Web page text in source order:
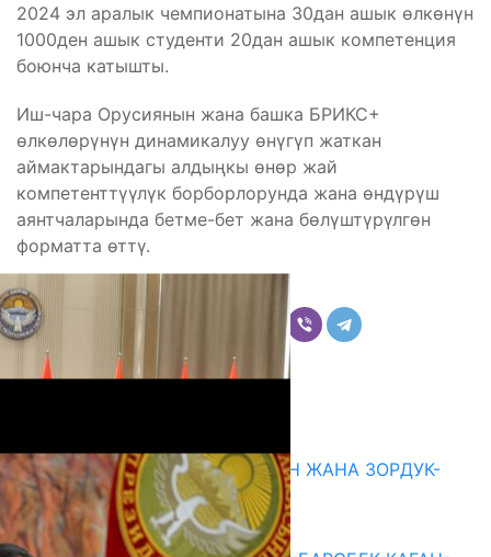
2024 эл аралык чемпионатына 30дан ашык өлкөнүн
1000ден ашык студенти 20дан ашык компетенция
боюнча катышты.
Иш-чара Орусиянын жана башка БРИКС+
өлкөлөрүнүн динамикалуу өнүгүп жаткан
аймактарындагы алдыңкы өнөр жай
компетенттүүлүк борборлорунда жана өндүрүш
аянтчаларында бетме-бет жана бөлүштүрүлгөн
форматта өттү.
Комментарийлер
ГЕНДЕРДИК БАСМЫРЛООДОН ЖАНА ЗОРДУК-
ЗОМБУЛУКТАН КОРГОО
07.08.2026